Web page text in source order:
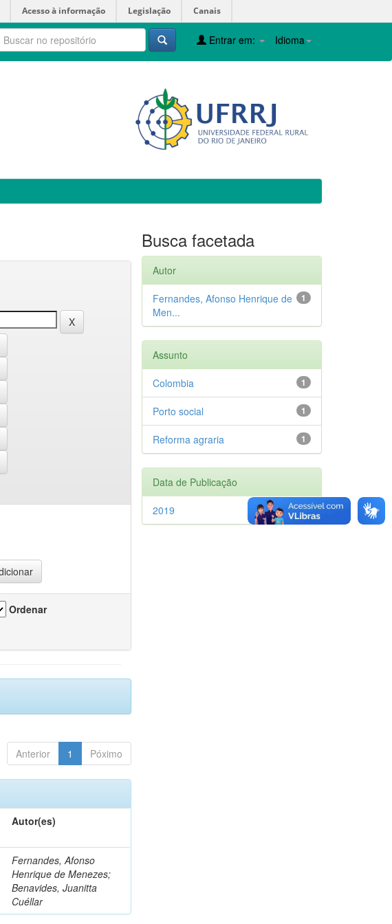
Acesso à informação Legislação Canais
Idioma
Entrar em:
Ordenar
Anterior 1 Póximo
Autor(es)
Fernandes, Afonso
Henrique de Menezes;
Benavides, Juanitta
Cuéllar
Busca facetada
Autor
1
Fernandes, Afonso Henrique de
Men...
Assunto
1
Colombia
1
Porto social
1
Reforma agraria
Data de Publicação
1
2019